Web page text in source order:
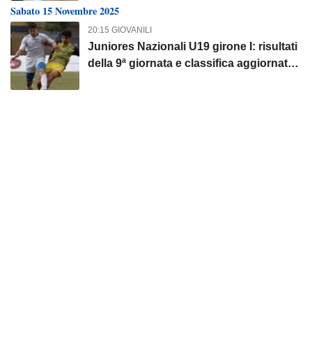
per l’aggancio al quarto posto
Sabato 15 Novembre 2025
20:15 GIOVANILI
Juniores Nazionali U19 girone I: risultati
della 9ª giornata e classifica aggiornata.